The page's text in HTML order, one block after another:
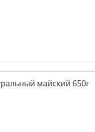
майский 650г